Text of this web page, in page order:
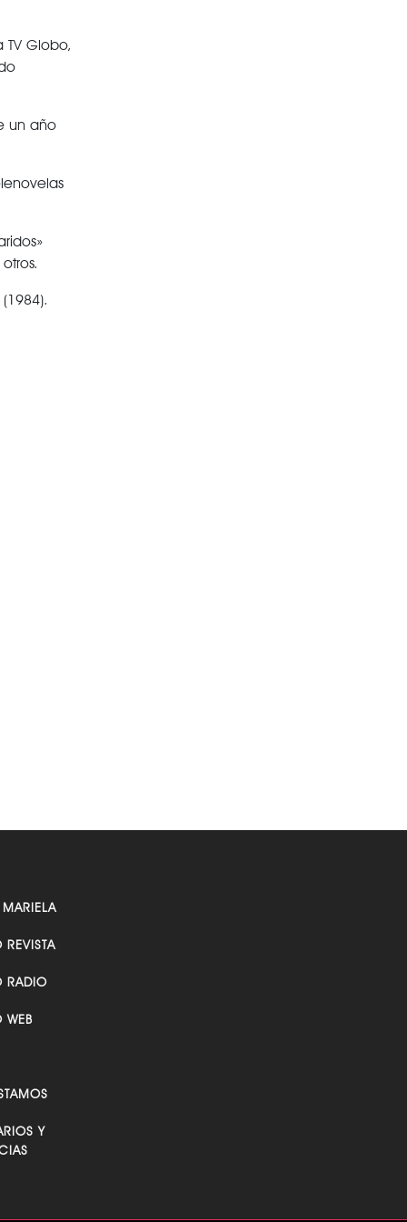
Globo,
un año
REVISTA
RADIO
WEB
Y